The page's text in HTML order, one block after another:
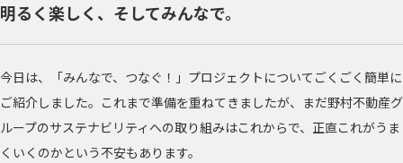
明るく楽しく、そしてみんなで。
今日は、「みんなで、つなぐ！」プロジェクトについてごくごく簡単に
ご紹介しました。これまで準備を重ねてきましたが、まだ野村不動産グ
ループのサステナビリティへの取り組みはこれからで、正直これがうま
くいくのかという不安もあります。